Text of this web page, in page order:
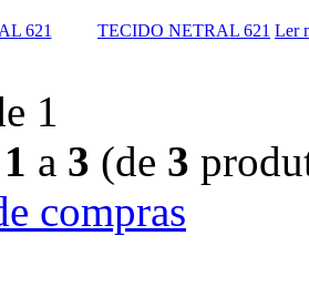
TECIDO NETRAL 621 Ler
1
1 a 3 (de 3
compras